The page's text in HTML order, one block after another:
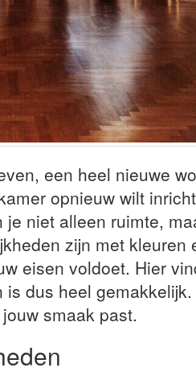
een heel nieuwe
opnieuw wilt
niet alleen ruimte,
zijn met kleuren
eisen voldoet. Hier
dus heel
smaak past.